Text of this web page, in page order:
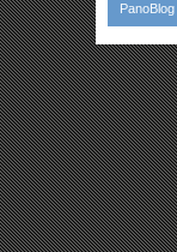
PanoBlog